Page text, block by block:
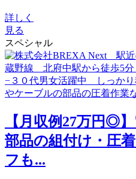
詳しく
見る
スペシャル
【月収例27万円◎
部品の組付け・圧
フも...